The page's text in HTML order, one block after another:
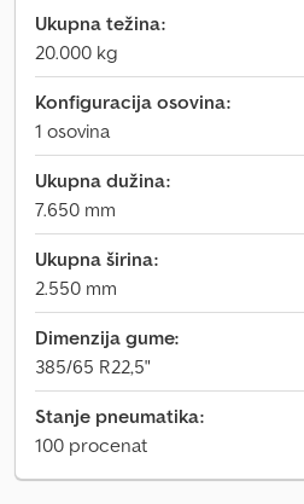
Ukupna težina:
20.000 kg
Konfiguracija osovina:
1 osovina
Ukupna dužina:
7.650 mm
Ukupna širina:
2.550 mm
Dimenzija gume:
385/65 R22,5"
Stanje pneumatika:
100 procenat